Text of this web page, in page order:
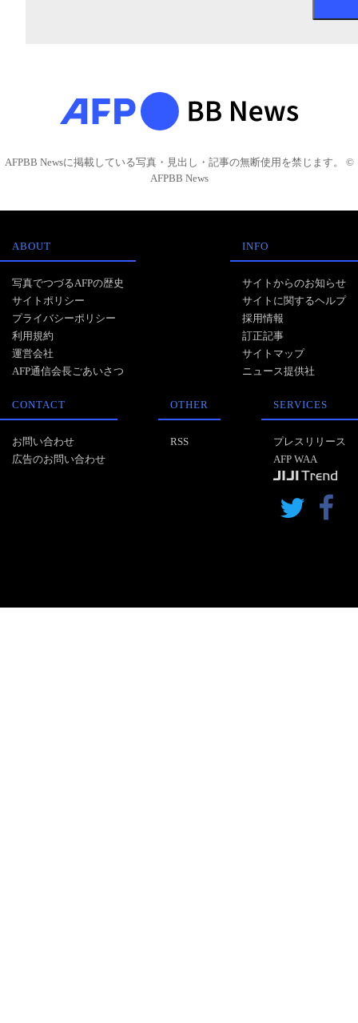
AFPBB Newsに掲載している写真・見出し・記事の無断使用を禁じます。 ©
AFPBB News
ABOUT
写真でつづるAFPの歴史
サイトポリシー
プライバシーポリシー
利用規約
運営会社
AFP通信会長ごあいさつ
INFO
サイトからのお知らせ
サイトに関するヘルプ
採用情報
訂正記事
サイトマップ
ニュース提供社
CONTACT
お問い合わせ
広告のお問い合わせ
OTHER
RSS
SERVICES
プレスリリース
AFP WAA